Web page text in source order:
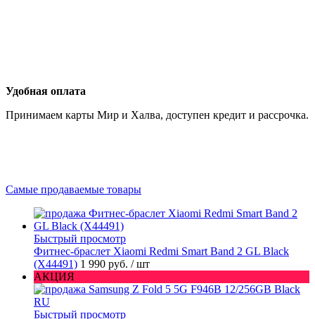
Удобная оплата
Принимаем карты Мир и Халва, доступен кредит и рассрочка.
Самые продаваемые товары
Быстрый просмотр
Фитнес-браслет Xiaomi Redmi Smart Band 2 GL Black
(X44491) 1 990 руб. / шт
АКЦИЯ
Быстрый просмотр